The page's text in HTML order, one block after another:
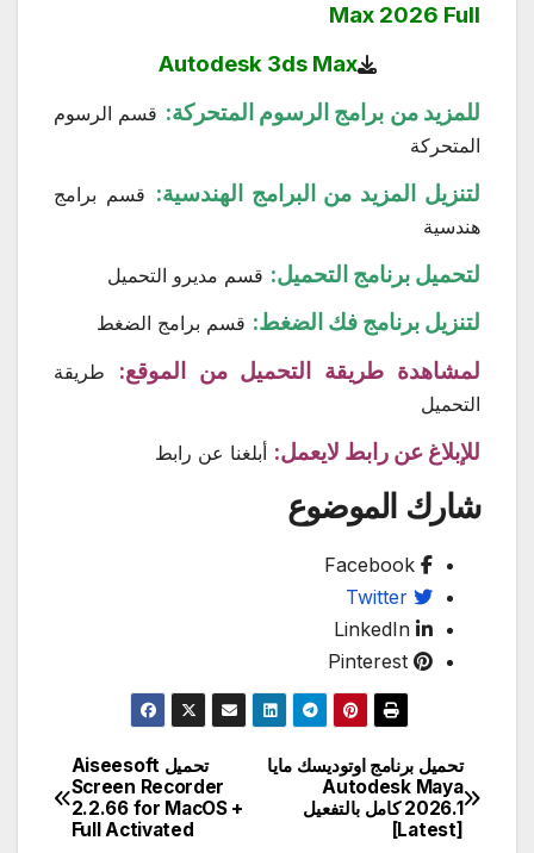
Max 2026 Full
Autodesk 3ds Max
للمزيد من برامج الرسوم المتحركة: قسم الرسوم
المتحركة
لتنزيل المزيد من البرامج الهندسية: قسم برامج
هندسية
لتحميل برنامج التحميل: قسم مديرو التحميل
لتنزيل برنامج فك الضغط: قسم برامج الضغط
لمشاهدة طريقة التحميل من الموقع:
طريقة
التحميل
للإبلاغ عن رابط لايعمل: أبلغنا عن رابط
شارك الموضوع
تصفّح
المقالات
تحميل Aiseesoft
Screen Recorder
2.2.66 for MacOS +
Full Activated
تحميل برنامج اوتوديسك مايا
Autodesk Maya
2026.1 كامل بالتفعيل
[Latest]